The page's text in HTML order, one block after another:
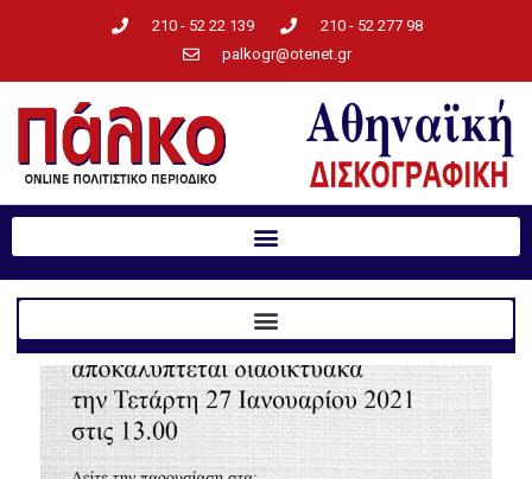
210 - 52 22 139
210 - 52 277 98
palkogr@otenet.gr